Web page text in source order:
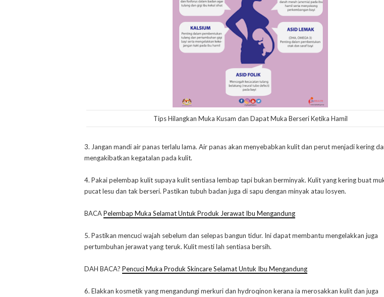
Tips Hilangkan Muka Kusam dan Dapat Muka Berseri Ketika Hamil
3. Jangan mandi air panas terlalu lama. Air panas akan menyebabkan kulit dan perut menjadi kering
mengakibatkan kegatalan pada kulit.
4. Pakai pelembap kulit supaya kulit sentiasa lembap tapi bukan berminyak. Kulit yang kering buat
pucat lesu dan tak berseri. Pastikan tubuh badan juga di sapu dengan minyak atau losyen.
BACAPelembap Muka Selamat Untuk Produk Jerawat Ibu Mengandung
5. Pastikan mencuci wajah sebelum dan selepas bangun tidur. Ini dapat membantu mengelakkan juga
pertumbuhan jerawat yang teruk. Kulit mesti lah sentiasa bersih.
DAH BACA? Pencuci Muka Produk Skincare Selamat Untuk Ibu Mengandung
6. Elakkan kosmetik yang mengandungi merkuri dan hydroqinon kerana ia merosakkan kulit dan juga